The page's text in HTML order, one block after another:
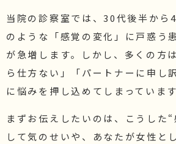
当院の診察室では、30代後半から
のような「感覚の変化」に戸惑う
が急増します。しかし、多くの方
ら仕方ない」「パートナーに申し
に悩みを押し込めてしまっています
まずお伝えしたいのは、こうした
して気のせいや、あなたが女性と